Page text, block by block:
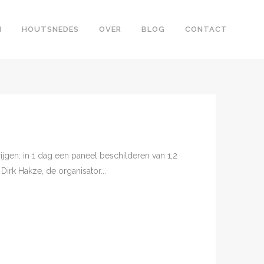
HOUTSNEDES OVER BLOG CONTACT
in 1 dag een paneel beschilderen van 1,2
Hakze, de organisator...